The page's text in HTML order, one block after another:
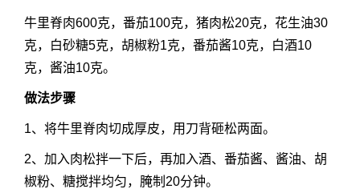
牛里脊肉600克，番茄100克，猪肉松20克，花生油30
克，白砂糖5克，胡椒粉1克，番茄酱10克，白酒10
克，酱油10克。
做法步骤
1、将牛里脊肉切成厚皮，用刀背砸松两面。
2、加入肉松拌一下后，再加入酒、番茄酱、酱油、胡
椒粉、糖搅拌均匀，腌制20分钟。